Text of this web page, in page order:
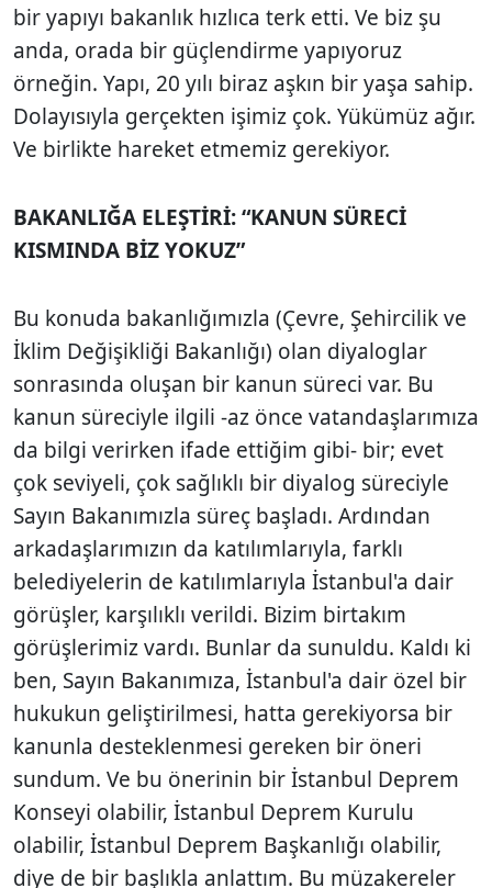
bir yapıyı bakanlık hızlıca terk etti. Ve biz şu
anda, orada bir güçlendirme yapıyoruz
örneğin. Yapı, 20 yılı biraz aşkın bir yaşa sahip.
Dolayısıyla gerçekten işimiz çok. Yükümüz ağır.
Ve birlikte hareket etmemiz gerekiyor.
BAKANLIĞA ELEŞTİRİ: “KANUN SÜRECİ
KISMINDA BİZ YOKUZ”
Bu konuda bakanlığımızla (Çevre, Şehircilik ve
İklim Değişikliği Bakanlığı) olan diyaloglar
sonrasında oluşan bir kanun süreci var. Bu
kanun süreciyle ilgili -az önce vatandaşlarımıza
da bilgi verirken ifade ettiğim gibi- bir; evet
çok seviyeli, çok sağlıklı bir diyalog süreciyle
Sayın Bakanımızla süreç başladı. Ardından
arkadaşlarımızın da katılımlarıyla, farklı
belediyelerin de katılımlarıyla İstanbul'a dair
görüşler, karşılıklı verildi. Bizim birtakım
görüşlerimiz vardı. Bunlar da sunuldu. Kaldı ki
ben, Sayın Bakanımıza, İstanbul'a dair özel bir
hukukun geliştirilmesi, hatta gerekiyorsa bir
kanunla desteklenmesi gereken bir öneri
sundum. Ve bu önerinin bir İstanbul Deprem
Konseyi olabilir, İstanbul Deprem Kurulu
olabilir, İstanbul Deprem Başkanlığı olabilir,
diye de bir başlıkla anlattım. Bu müzakereler